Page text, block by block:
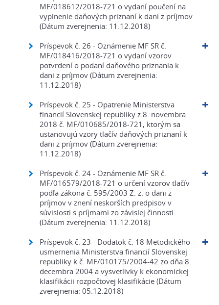
MF/018612/2018-721 o vydaní poučení na
vyplnenie daňových priznaní k dani z príjmov
(Dátum zverejnenia: 11.12.2018)
Príspevok č. 26 - Oznámenie MF SR č.
MF/018416/2018-721 o vydaní vzorov
potvrdení o podaní daňového priznania k
dani z príjmov (Dátum zverejnenia:
11.12.2018)
Príspevok č. 25 - Opatrenie Ministerstva
financií Slovenskej republiky z 8. novembra
2018 č. MF/010685/2018-721, ktorým sa
ustanovujú vzory tlačív daňových priznaní k
dani z príjmov (Dátum zverejnenia:
11.12.2018)
Príspevok č. 24 - Oznámenie MF SR č.
MF/016579/2018-721 o určení vzorov tlačív
podľa zákona č. 595/2003 Z. z. o dani z
príjmov v znení neskorších predpisov v
súvislosti s príjmami zo závislej činnosti
(Dátum zverejnenia: 11.12.2018)
Príspevok č. 23 - Dodatok č. 18 Metodického
usmernenia Ministerstva financií Slovenskej
republiky k č. MF/010175/2004-42 zo dňa 8.
decembra 2004 a vysvetlivky k ekonomickej
klasifikácii rozpočtovej klasifikácie (Dátum
zverejnenia: 05.12.2018)